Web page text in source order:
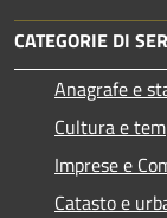
CATEGORIE DI
Anagrafe e
Cultura e
Imprese e
Catasto e